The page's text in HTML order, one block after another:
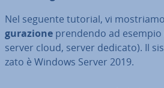
Nel seguente tutorial, vi
gu­ra­zio­ne prendendo ad esempio
server cloud, server dedicato). Il
za­to è Windows Server 2019.